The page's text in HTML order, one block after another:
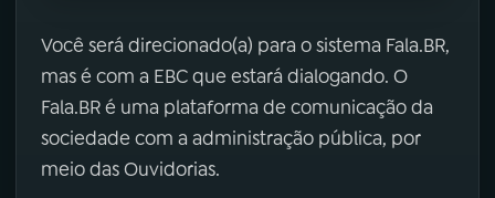
Você será direcionado(a) para o sistema Fala.BR,
mas é com a EBC que estará dialogando. O
Fala.BR é uma plataforma de comunicação da
sociedade com a administração pública, por
meio das Ouvidorias.